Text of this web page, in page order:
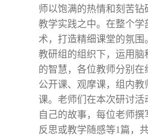
师以饱满的热情和刻苦钻
教学实践之中。在整个学
术，打造精细课堂的氛围
教研组的组织下，运用脑
的智慧，各位教师分别
公开课、观摩课，组内
课。老师们在本次研讨活
自己的故事，每位老师
反思或教学随感等1篇，